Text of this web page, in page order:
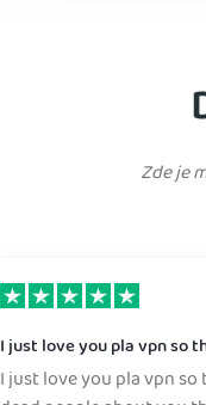
Zde je
I just love you pla vpn so
I just love you pla vpn so